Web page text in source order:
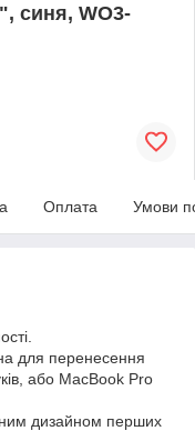
синя, WO3-
Оплата Умови
для перенесення
або MacBook Pro
дизайном перших